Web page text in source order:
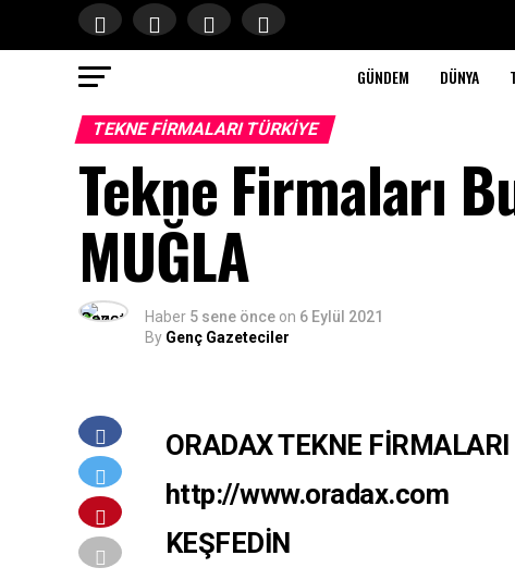
GÜNDEM DÜNYA
TEKNE FIRMALARI TÜRKIYE
Tekne Firmaları
MUĞLA
Haber 5 sene önce on 6 Eylül 2021
By Genç Gazeteciler
ORADAX TEKNE
http://www.oradax.com
KEŞFEDİN